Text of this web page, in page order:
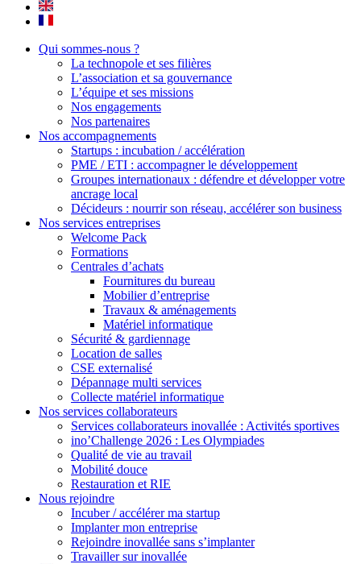
Qui sommes-nous ?
La technopole et ses filières
L’association et sa gouvernance
L’équipe et ses missions
Nos engagements
Nos partenaires
Nos accompagnements
Startups : incubation / accélération
PME / ETI : accompagner le développement
Groupes internationaux : défendre et développer votre
ancrage local
Décideurs : nourrir son réseau, accélérer son business
Nos services entreprises
Welcome Pack
Formations
Centrales d’achats
Fournitures du bureau
Mobilier d’entreprise
Travaux & aménagements
Matériel informatique
Sécurité & gardiennage
Location de salles
CSE externalisé
Dépannage multi services
Collecte matériel informatique
Nos services collaborateurs
Services collaborateurs inovallée : Activités sportives
ino’Challenge 2026 : Les Olympiades
Qualité de vie au travail
Mobilité douce
Restauration et RIE
Nous rejoindre
Incuber / accélérer ma startup
Implanter mon entreprise
Rejoindre inovallée sans s’implanter
Travailler sur inovallée